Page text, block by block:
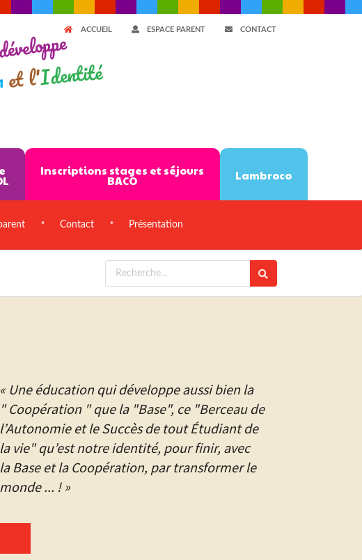
ACCUEIL ESPACE PARENT CONTACT
développe
et l'Identité
Inscriptions stages et séjours
BACO Lambroco
Contact Présentation
« Une éducation qui développe aussi bien la
" Coopération " que la "Base", ce "Berceau de
l’Autonomie et le Succès de tout Étudiant de
la vie" qu’est notre identité, pour finir, avec
la Base et la Coopération, par transformer le
monde ... ! »